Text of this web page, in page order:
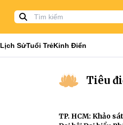
Lịch SửTuổi TrẻKinh Điển
Tiêu
TP. HCM: Khảo